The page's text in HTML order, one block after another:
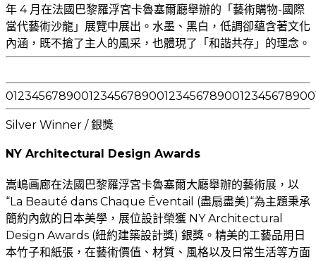
年 4 月在法國巴黎羅浮宮卡魯塞爾廳舉辦的「藝術購物-國際
當代藝術沙龍」展覽中展出。水墨、黑白，低調卻蘊含著文化
內涵，既不搶了主人的風采，也體現了「和諧共存」的理念。
012345678900123456789001234567890012345678900
Silver Winner / 銀獎
NY Architectural Design Awards
嵩嶋画廊在法國巴黎羅浮宮卡魯塞爾大廳舉辦的藝術展，以
“La Beauté dans Chaque Éventail (盡扇盡美)“為主題秉承
簡約內斂的日本美學，展位設計榮獲 NY Architectural
Design Awards (紐約建築設計獎) 銀獎。精美的工藝品用日
本竹子和紙張，在藝術價值、材質、風格以及日常生活等方面